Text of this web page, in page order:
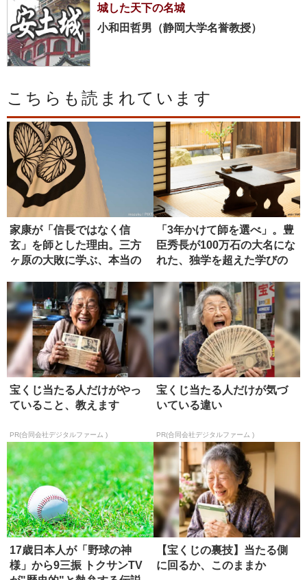
城した天下の名城
小和田哲男（静岡大学名誉教授）
こちらも読まれています
家康が「信長ではなく信
玄」を師とした理由。三方
ヶ原の大敗に学ぶ、本当の
「3年かけて師を選べ」。豊
臣秀長が100万石の大名にな
れた、独学を超えた学びの
宝くじ当たる人だけがやっ
ていること、教えます
PR(合同会社デジタルファーム )
宝くじ当たる人だけが気づ
いている違い
PR(合同会社デジタルファーム )
17歳日本人が「野球の神
様」から9三振 トクサンTV
【宝くじの裏技】当たる側
に回るか、このままか